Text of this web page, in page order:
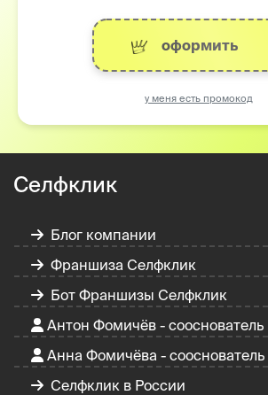
оформить
у меня есть промокод
Селфклик
Блог компании
Франшиза Селфклик
Бот Франшизы Селфклик
Антон Фомичёв - сооснователь
Анна Фомичёва - сооснователь
Селфклик в России